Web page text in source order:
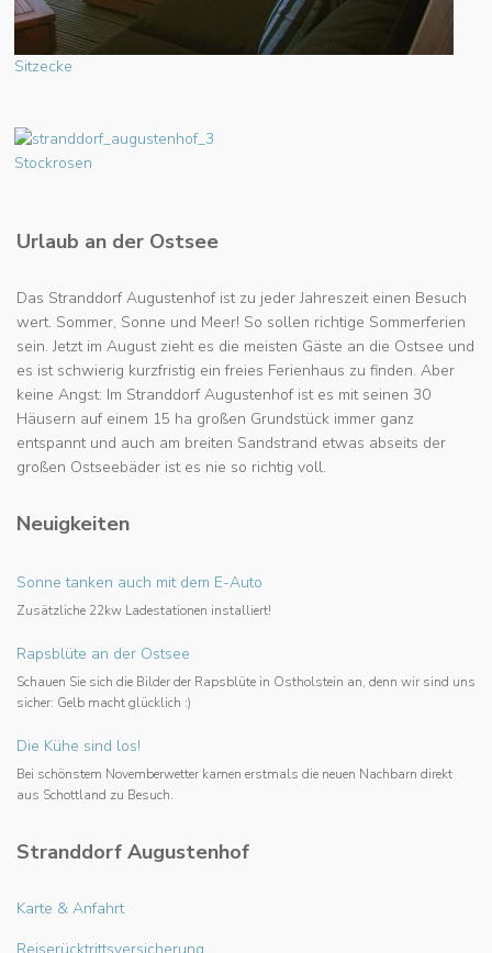
Sitzecke
Stockrosen
Urlaub an der Ostsee
Das Stranddorf Augustenhof ist zu jeder Jahreszeit einen Besuch
wert. Sommer, Sonne und Meer! So sollen richtige Sommerferien
sein. Jetzt im August zieht es die meisten Gäste an die Ostsee und
es ist schwierig kurzfristig ein freies Ferienhaus zu finden. Aber
keine Angst: Im Stranddorf Augustenhof ist es mit seinen 30
Häusern auf einem 15 ha großen Grundstück immer ganz
entspannt und auch am breiten Sandstrand etwas abseits der
großen Ostseebäder ist es nie so richtig voll.
Neuigkeiten
Sonne tanken auch mit dem E-Auto
Zusätzliche 22kw Ladestationen installiert!
Rapsblüte an der Ostsee
Schauen Sie sich die Bilder der Rapsblüte in Ostholstein an, denn wir sind uns
sicher: Gelb macht glücklich :)
Die Kühe sind los!
Bei schönstem Novemberwetter kamen erstmals die neuen Nachbarn direkt
aus Schottland zu Besuch.
Stranddorf Augustenhof
Karte & Anfahrt